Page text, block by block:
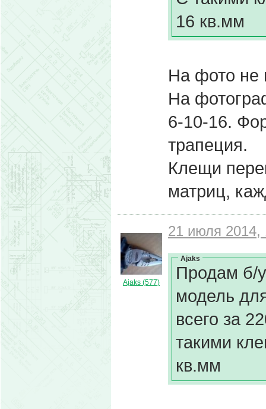
16 кв.мм
На фото не
На
6-10-16.
трапеция.
Клещи
матриц,
Ajaks (577)
21 июля 2014,
Ajaks
Продам б/
модель
всего за
такими
кв.мм